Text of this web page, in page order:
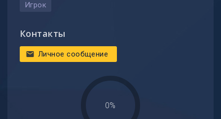
Игрок
Контакты
mail Личное сообщение
0%